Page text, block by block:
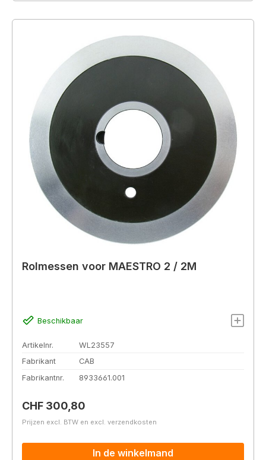
Rolmessen voor MAESTRO 2 / 2M
Beschikbaar
Artikelnr.
WL23557
Fabrikant
CAB
Fabrikantnr.
8933661.001
Normale prijs:
CHF 300,80
Prijzen excl. BTW en excl. verzendkosten
In de winkelmand